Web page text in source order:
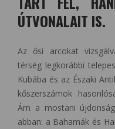
ÚTVONALAIT IS.
Az ősi arcokat
térség legkorábbi
Kubába és az Északi
kőszerszámok
Ám a mostani
abban: a Bahamák és